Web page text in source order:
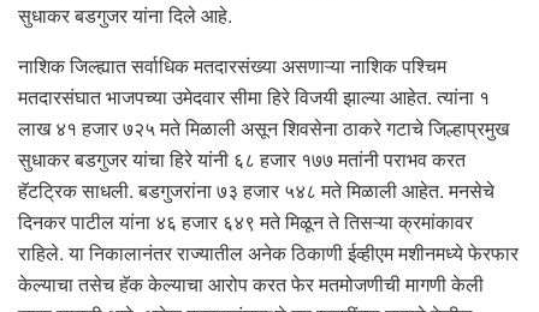
सुधाकर बडगुजर यांना दिले आहे.
नाशिक जिल्ह्यात सर्वाधिक मतदारसंख्या असणाऱ्या नाशिक पश्चिम
मतदारसंघात भाजपच्या उमेदवार सीमा हिरे विजयी झाल्या आहेत. त्यांना १
लाख ४१ हजार ७२५ मते मिळाली असून शिवसेना ठाकरे गटाचे जिल्हाप्रमुख
सुधाकर बडगुजर यांचा हिरे यांनी ६८ हजार १७७ मतांनी पराभव करत
हॅटट्रिक साधली. बडगुजरांना ७३ हजार ५४८ मते मिळाली आहेत. मनसेचे
दिनकर पाटील यांना ४६ हजार ६४९ मते मिळून ते तिसऱ्या क्रमांकावर
राहिले. या निकालानंतर राज्यातील अनेक ठिकाणी ईव्हीएम मशीनमध्ये फेरफार
केल्याचा तसेच हॅक केल्याचा आरोप करत फेर मतमोजणीची मागणी केली